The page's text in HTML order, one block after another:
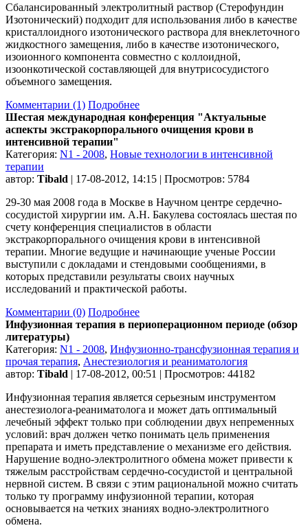
Сбалансированный электролитный раствор (Стерофундин
Изотонический) подходит для использования либо в качестве
кристаллоидного изотонического раствора для внеклеточного
жидкостного замещения, либо в качестве изотонического,
изоионного компонента совместно с коллоидной,
изоонкотической составляющей для внутрисосудистого
объемного замещения.
Комментарии (1) Подробнее
Шестая международная конференция "Актуальные
аспекты экстракорпорального очищения крови в
интенсивной терапии"
Категория: N1 - 2008, Новые технологии в интенсивной
терапии
автор: Tibald | 17-08-2012, 14:15 | Просмотров: 5784
29-30 мая 2008 года в Москве в Научном центре сердечно-
сосудистой хирургии им. А.Н. Бакулева состоялась шестая по
счету конференция специалистов в области
экстракорпорального очищения крови в интенсивной
терапии. Многие ведущие и начинающие ученые России
выступили с докладами и стендовыми сообщениями, в
которых представили результаты своих научных
исследований и практической работы.
Комментарии (0) Подробнее
Инфузионная терапия в периоперационном периоде (обзор
литературы)
Категория: N1 - 2008, Инфузионно-трансфузионная терапия и
прочая терапия, Анестезиология и реаниматология
автор: Tibald | 17-08-2012, 00:51 | Просмотров: 44182
Инфузионная терапия является серьезным инструментом
анестезиолога-реаниматолога и может дать оптимальный
лечебный эффект только при соблюдении двух непременных
условий: врач должен четко понимать цель применения
препарата и иметь представление о механизме его действия.
Нарушение водно-электролитного обмена может привести к
тяжелым расстройствам сердечно-сосудистой и центральной
нервной систем. В связи с этим рациональной можно считать
только ту программу инфузионной терапии, которая
основывается на четких знаниях водно-электролитного
обмена.